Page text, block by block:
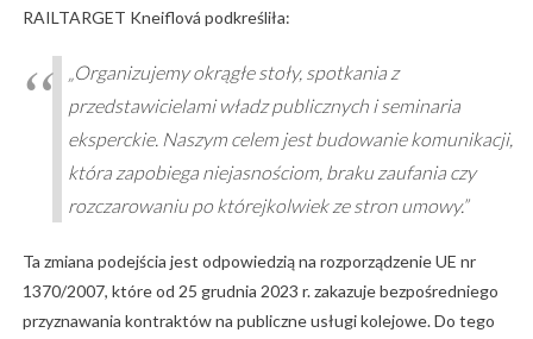
RAILTARGET Kneiflová podkreśliła:
„Organizujemy okrągłe stoły, spotkania z
przedstawicielami władz publicznych i seminaria
eksperckie. Naszym celem jest budowanie komunikacji,
która zapobiega niejasnościom, braku zaufania czy
rozczarowaniu po którejkolwiek ze stron umowy.”
Ta zmiana podejścia jest odpowiedzią na rozporządzenie UE nr
1370/2007, które od 25 grudnia 2023 r. zakazuje bezpośredniego
przyznawania kontraktów na publiczne usługi kolejowe. Do tego